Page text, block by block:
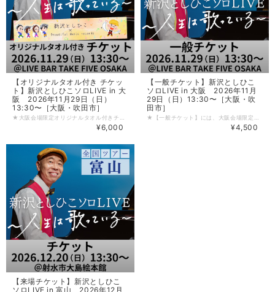
【オリジナルタオル付き チケッ
ト】新沢としひこソロLIVE in 大
阪 2026年11月29日（日）
13:30〜［大阪・吹田市］
¥6,000
【一般チケット】新沢としひこ
ソロLIVE in 大阪 2026年11月
29日（日）13:30〜［大阪・吹
田市］
¥4,500
【来場チケット】新沢としひこ
ソロLIVE in 富山 2026年12月